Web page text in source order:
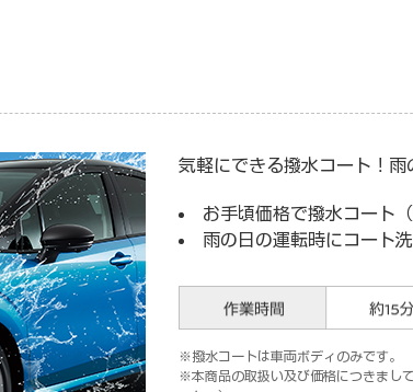
気軽にできる撥水コート！雨
お手頃価格で撥水コート
雨の日の運転時にコート
撥水コートは車両ボディのみです。
本商品の取扱い及び価格につきまし